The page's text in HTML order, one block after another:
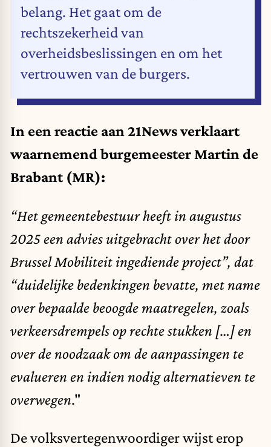
belang. Het gaat om de
rechtszekerheid van
overheidsbeslissingen en om het
vertrouwen van de burgers.
In een reactie aan 21News verklaart
waarnemend burgemeester Martin de
Brabant (MR):
“Het gemeentebestuur heeft in augustus
2025 een advies uitgebracht over het door
Brussel Mobiliteit ingediende project”, dat
“duidelijke bedenkingen bevatte, met name
over bepaalde beoogde maatregelen, zoals
verkeersdrempels op rechte stukken […] en
over de noodzaak om de aanpassingen te
evalueren en indien nodig alternatieven te
overwegen."
De volksvertegenwoordiger wijst erop